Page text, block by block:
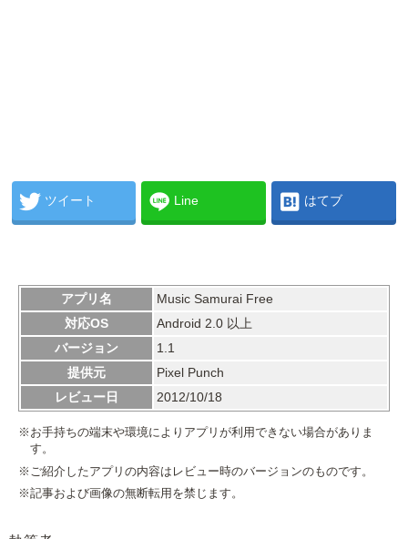
ツイート Line はてブ
アプリ名
Music Samurai Free
対応OS
Android 2.0 以上
バージョン
1.1
提供元
Pixel Punch
レビュー日
2012/10/18
※お手持ちの端末や環境によりアプリが利用できない場合がありま
す。
※ご紹介したアプリの内容はレビュー時のバージョンのものです。
※記事および画像の無断転用を禁じます。